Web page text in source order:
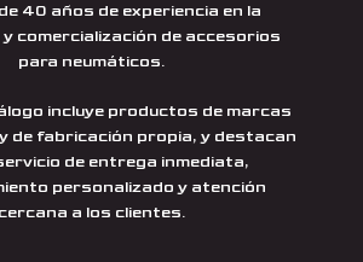
40 años de experiencia en la
comercialización de accesorios
para neumáticos.
incluye productos de marcas
de fabricación propia, y destacan
de entrega inmediata,
personalizado y atención
cercana a los clientes.